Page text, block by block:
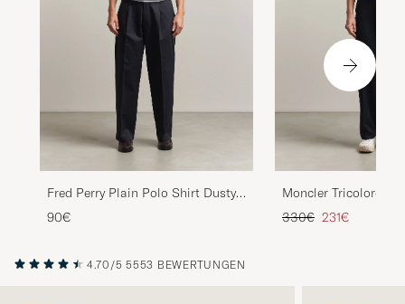
Fred Perry Plain Polo Shirt Dusty
Blue
90€
Moncler Tricolore
Light Grey
Regulärer Preis
330€ Reduzierter
231€
4.70/5 5553 BEWERTUNGEN